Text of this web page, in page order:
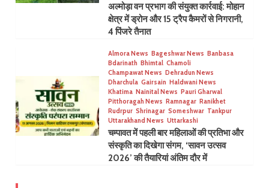
अल्मोड़ा वन प्रभाग की संयुक्त कार्रवाई: मोहान
क्षेत्र में ड्रोन और 15 ट्रैप कैमरों से निगरानी,
4 पिंजरे तैनात
Almora News Bageshwar News Banbasa
Bdarinath Bhimtal Chamoli
Champawat News Dehradun News
Dharchula Gairsain Haldwani News
Khatima Nainital News Pauri Gharwal
Pitthoragah News Ramnagar Ranikhet
Rudrpur Shrinagar Someshwar Tankpur
Uttarakhand News Uttarkashi
चम्पावत में पहली बार महिलाओं की प्रतिभा और
संस्कृति का दिखेगा संगम, ‘सावन उत्सव
2026’ की तैयारियां अंतिम दौर में